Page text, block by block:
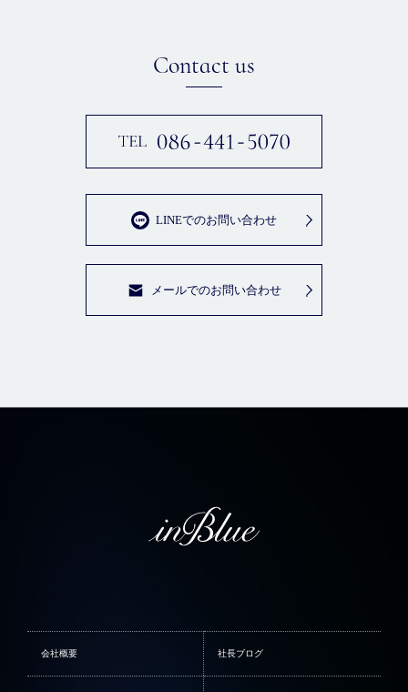
Contact us
LINEでのお問い合わせ
メールでのお問い合わせ
会社概要 社長ブログ